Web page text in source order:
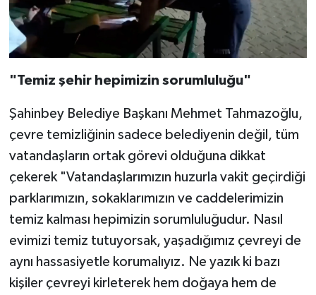
"Temiz şehir hepimizin sorumluluğu"
Şahinbey Belediye Başkanı Mehmet Tahmazoğlu,
çevre temizliğinin sadece belediyenin değil, tüm
vatandaşların ortak görevi olduğuna dikkat
çekerek "Vatandaşlarımızın huzurla vakit geçirdiği
parklarımızın, sokaklarımızın ve caddelerimizin
temiz kalması hepimizin sorumluluğudur. Nasıl
evimizi temiz tutuyorsak, yaşadığımız çevreyi de
aynı hassasiyetle korumalıyız. Ne yazık ki bazı
kişiler çevreyi kirleterek hem doğaya hem de